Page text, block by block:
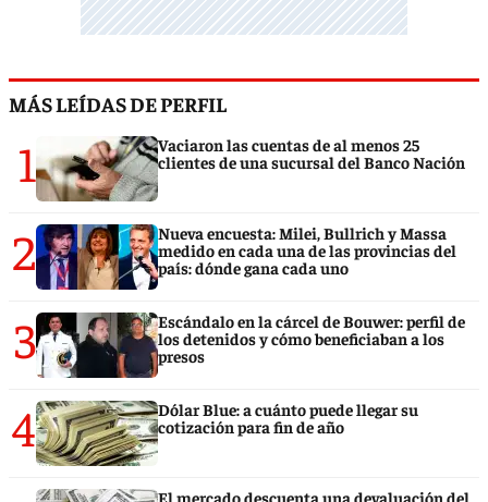
MÁS LEÍDAS DE PERFIL
1
Vaciaron las cuentas de al menos 25
clientes de una sucursal del Banco Nación
2
Nueva encuesta: Milei, Bullrich y Massa
medido en cada una de las provincias del
país: dónde gana cada uno
3
Escándalo en la cárcel de Bouwer: perfil de
los detenidos y cómo beneficiaban a los
presos
4
Dólar Blue: a cuánto puede llegar su
cotización para fin de año
El mercado descuenta una devaluación del